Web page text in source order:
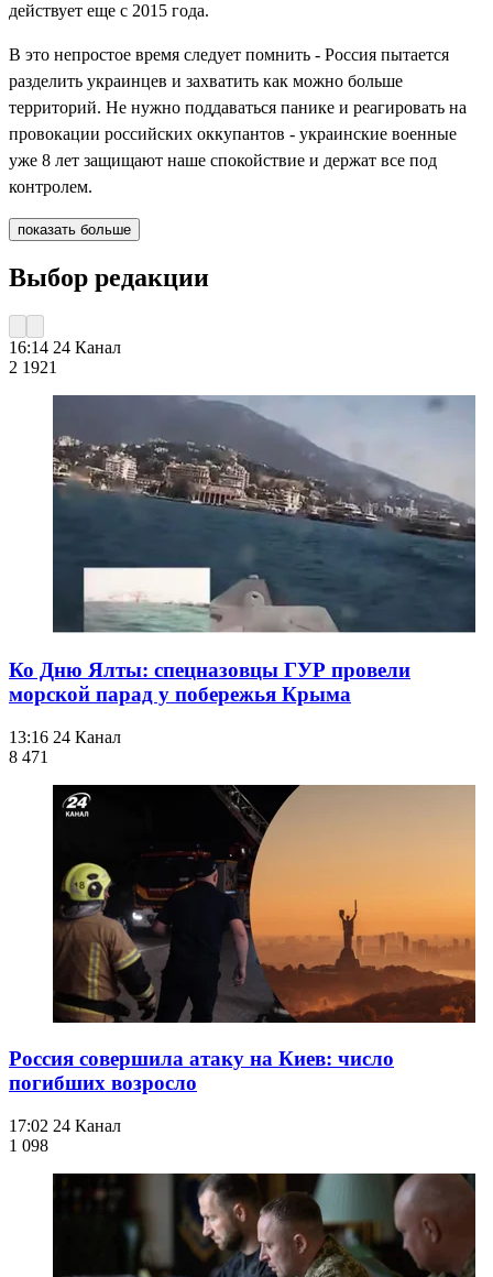
действует еще с 2015 года.
В это непростое время следует помнить - Россия пытается
разделить украинцев и захватить как можно больше
территорий. Не нужно поддаваться панике и реагировать на
провокации российских оккупантов - украинские военные
уже 8 лет защищают наше спокойствие и держат все под
контролем.
показать больше
Выбор редакции
16:14 24 Канал
2 1921
Ко Дню Ялты: спецназовцы ГУР провели
морской парад у побережья Крыма
13:16 24 Канал
8 471
Россия совершила атаку на Киев: число
погибших возросло
17:02 24 Канал
1 098